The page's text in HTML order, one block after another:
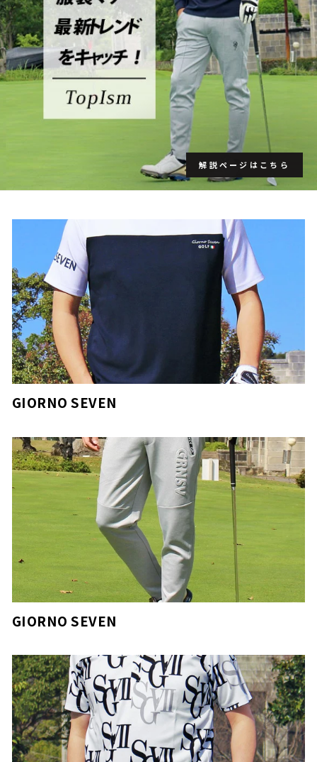
解説ページはこちら
GIORNO SEVEN
GIORNO SEVEN